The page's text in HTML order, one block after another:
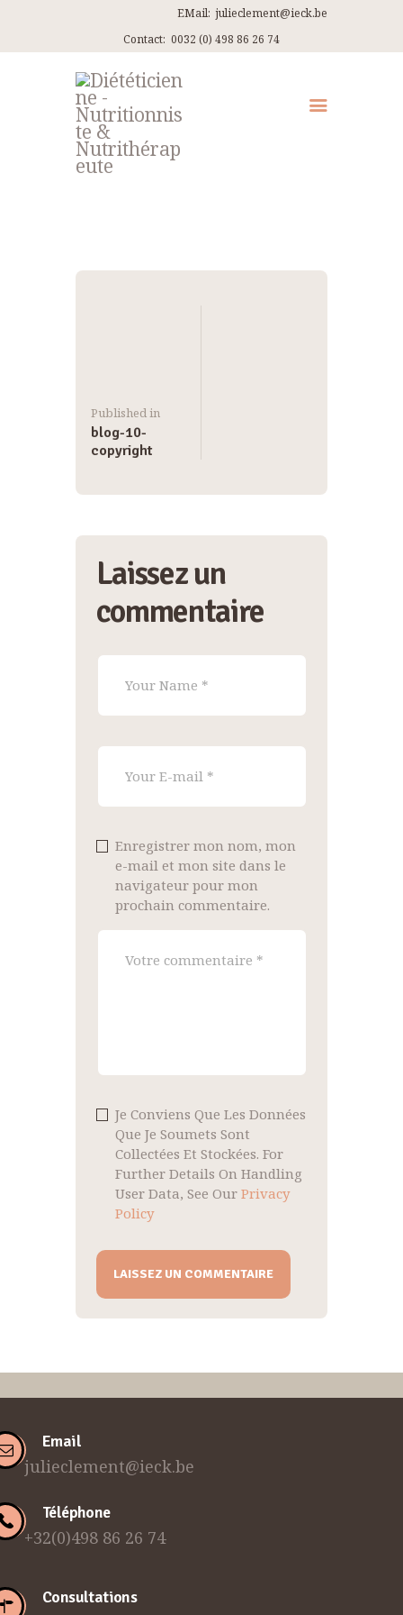
EMail: julieclement@ieck.be
Contact: 0032 (0) 498 86 26 74
QUI SUIS-JE ?
CONSULTATIONS
Navigation
Published in
blog-10-
copyright
Laissez un
commentaire
Enregistrer mon nom, mon
e-mail et mon site dans le
navigateur pour mon
prochain commentaire.
Je Conviens Que Les Données
Que Je Soumets Sont
Collectées Et Stockées. For
Further Details On Handling
User Data, See Our Privacy
Policy
Email
julieclement@ieck.be
Téléphone
+32(0)498 86 26 74
Consultations